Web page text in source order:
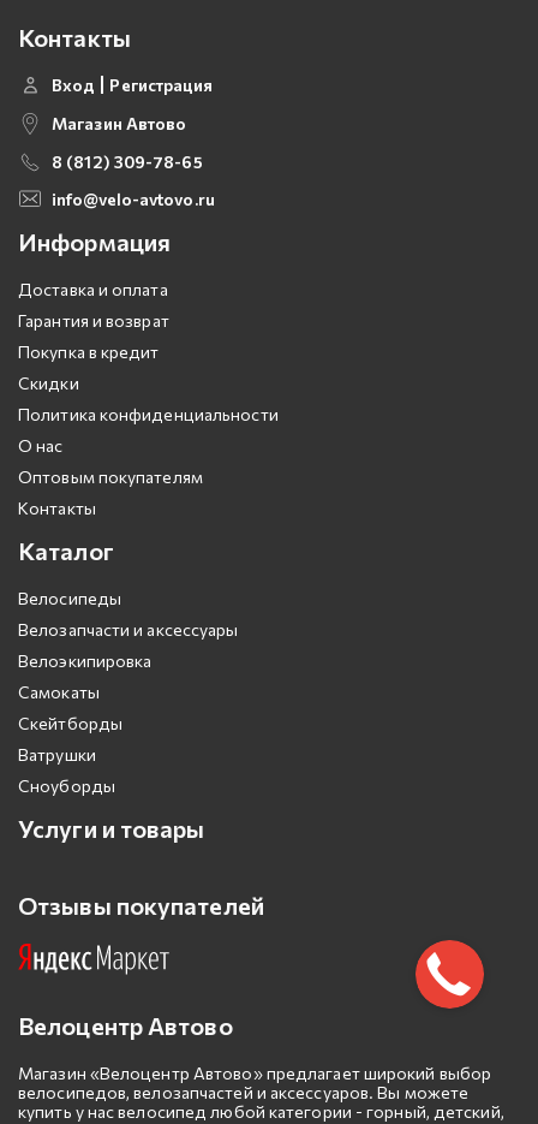
Контакты
Вход
Регистрация
Магазин Автово
8 (812) 309-78-65
info@velo-avtovo.ru
Информация
Доставка и оплата
Гарантия и возврат
Покупка в кредит
Скидки
Политика конфиденциальности
О нас
Оптовым покупателям
Контакты
Каталог
Велосипеды
Велозапчасти и аксессуары
Велоэкипировка
Самокаты
Скейтборды
Ватрушки
Сноуборды
Услуги и товары
Отзывы покупателей
Велоцентр Автово
Магазин «Велоцентр Автово» предлагает широкий выбор
велосипедов, велозапчастей и аксессуаров. Вы можете
купить у нас велосипед любой категории - горный, детский,